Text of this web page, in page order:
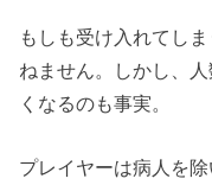
もしも受け入れてし
ねません。しかし、
くなるのも事実。
プレイヤーは病人を